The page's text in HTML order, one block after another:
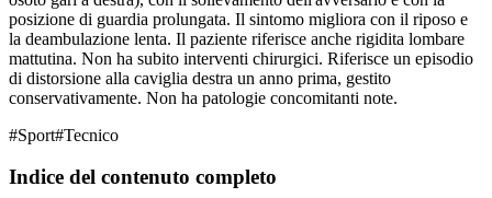
posizione di guardia prolungata. Il sintomo migliora con il riposo e
la deambulazione lenta. Il paziente riferisce anche rigidita lombare
mattutina. Non ha subito interventi chirurgici. Riferisce un episodio
di distorsione alla caviglia destra un anno prima, gestito
conservativamente. Non ha patologie concomitanti note.
#Sport#Tecnico
Indice del contenuto completo